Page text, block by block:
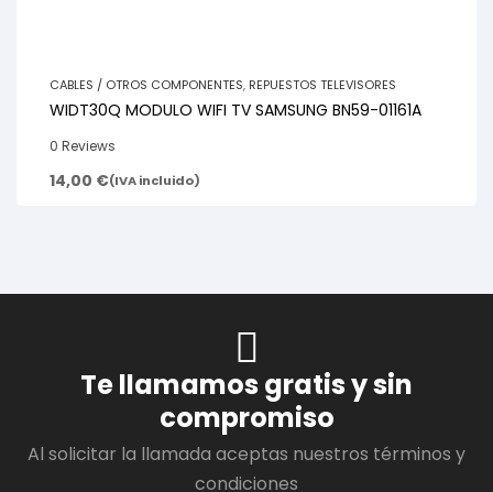
CABLES / OTROS COMPONENTES, REPUESTOS TELEVISORES
WIDT30Q MODULO WIFI TV SAMSUNG BN59-01161A
0 Reviews
14,00 €(IVA incluido)
Te llamamos gratis y sin
compromiso
Al solicitar la llamada aceptas nuestros términos y
condiciones